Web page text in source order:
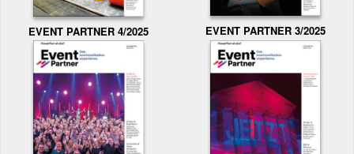
EVENT PARTNER 4/2025 EVENT PARTNER 3/2025